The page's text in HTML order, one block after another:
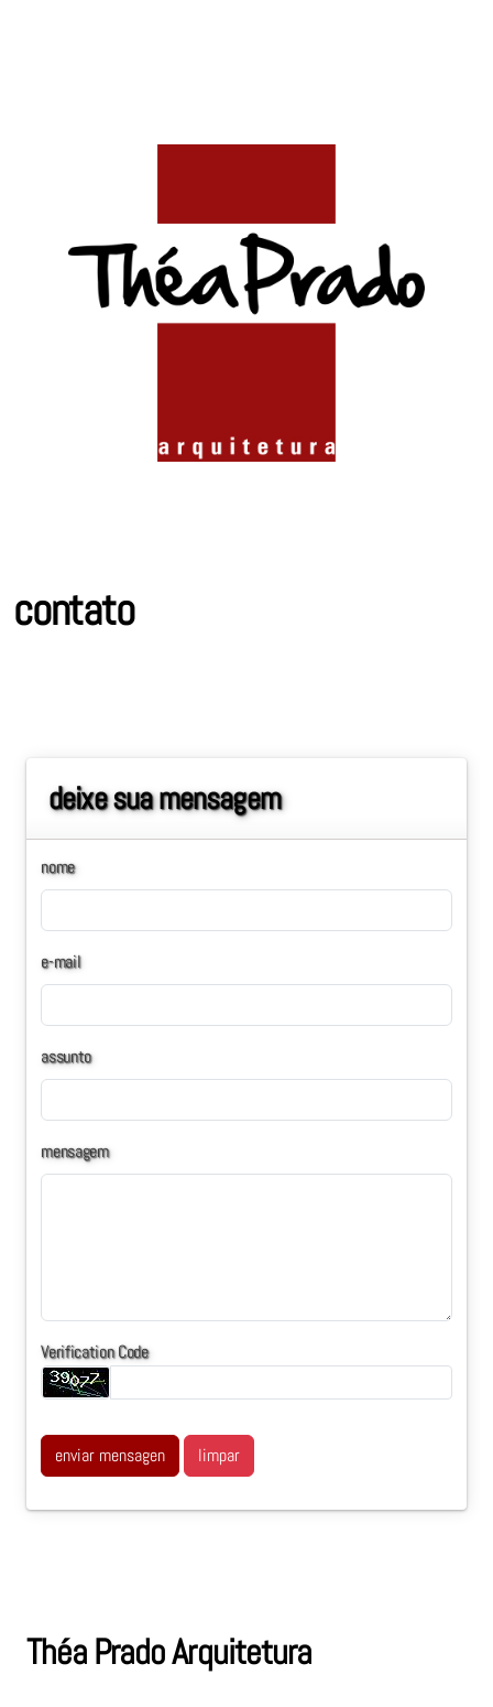
contato
deixe sua mensagem
nome
e-mail
assunto
mensagem
Verification Code
enviar mensagen limpar
Théa Prado Arquitetura